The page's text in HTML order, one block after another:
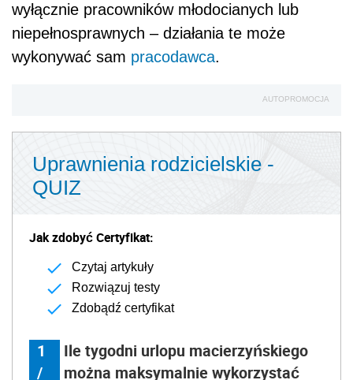
wyłącznie pracowników młodocianych lub
niepełnosprawnych – działania te może
wykonywać sam pracodawca.
AUTOPROMOCJA
Uprawnienia rodzicielskie -
QUIZ
Jak zdobyć Certyfikat:
Czytaj artykuły
Rozwiązuj testy
Zdobądź certyfikat
1
/
Ile tygodni urlopu macierzyńskiego
można maksymalnie wykorzystać